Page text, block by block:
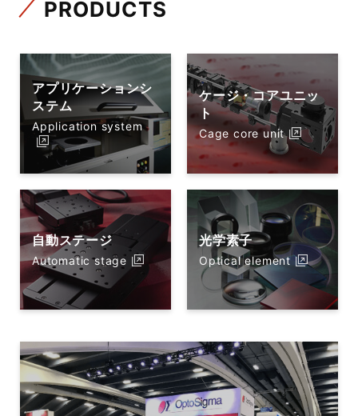
PRODUCTS
アプリケーションシ
ステム
Application system
ケージ・コアユニッ
ト
Cage core unit
自動ステージ
Automatic stage
光学素子
Optical element